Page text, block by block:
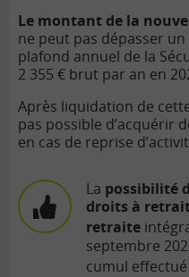
Le montant de la
ne peut pas dépasser
plafond annuel de la
2 355 € brut par an en
Après liquidation de
pas possible d’acquérir
en cas de reprise
La possibilité
droits à
retraite
septembre
cumul